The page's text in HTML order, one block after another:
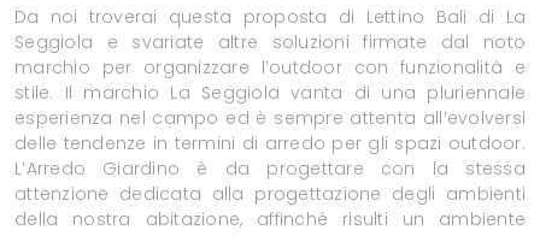
Da noi troverai questa proposta di Lettino Bali di La
Seggiola e svariate altre soluzioni firmate dal noto
marchio per organizzare l’outdoor con funzionalità e
stile. Il marchio La Seggiola vanta di una pluriennale
esperienza nel campo ed è sempre attenta all’evolversi
delle tendenze in termini di arredo per gli spazi outdoor.
L’Arredo Giardino è da progettare con la stessa
attenzione dedicata alla progettazione degli ambienti
della nostra abitazione, affinchè risulti un ambiente